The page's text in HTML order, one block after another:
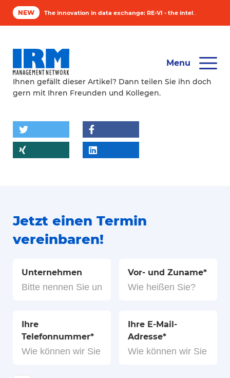
NEW The innovation in data exchange: RE-VI - the intelligent solution for asset managers
Menu
Ihnen gefällt dieser Artikel? Dann teilen Sie ihn doch
gern mit Ihren Freunden und Kollegen.
Jetzt einen Termin
vereinbaren!
Vor- und Zuname*
Unternehmen
Ihre E-Mail-
Adresse*
Ihre
Telefonnummer*